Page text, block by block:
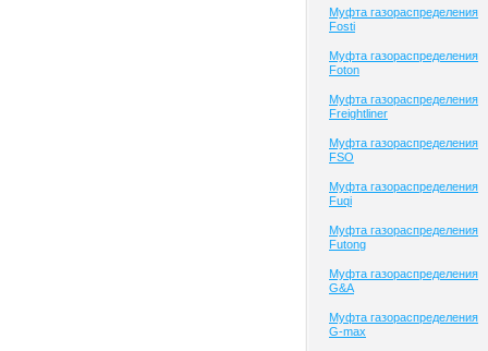
Муфта газораспределения
Fosti
Муфта газораспределения
Foton
Муфта газораспределения
Freightliner
Муфта газораспределения
FSO
Муфта газораспределения
Fuqi
Муфта газораспределения
Futong
Муфта газораспределения
G&A
Муфта газораспределения
G-max